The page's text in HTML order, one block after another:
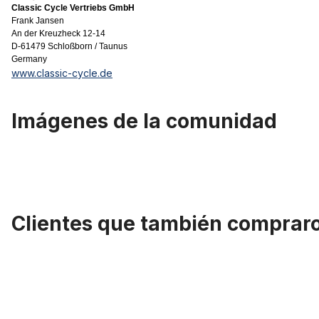
Classic Cycle Vertriebs GmbH
Frank Jansen
An der Kreuzheck 12-14
D-61479 Schloßborn / Taunus
Germany
www.classic-cycle.de
Imágenes de la comunidad
Clientes que también